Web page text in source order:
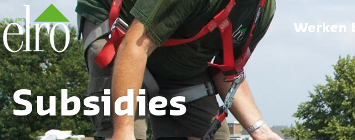
Werken
Subsidies